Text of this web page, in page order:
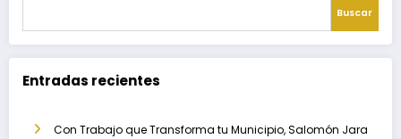
Buscar
Entradas recientes
Con Trabajo que Transforma tu Municipio, Salomón Jara